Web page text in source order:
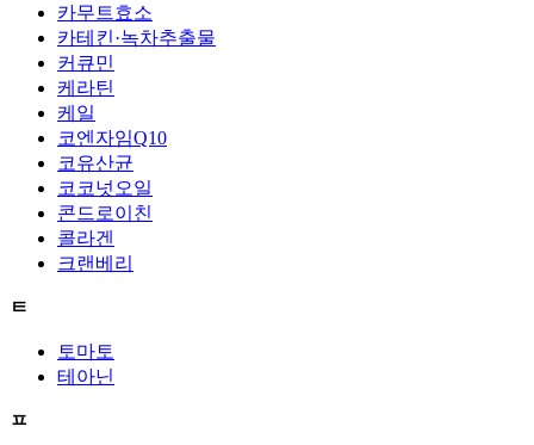
카무트효소
카테킨·녹차추출물
커큐민
케라틴
케일
코엔자임Q10
코유산균
코코넛오일
콘드로이친
콜라겐
크랜베리
ㅌ
토마토
테아닌
ㅍ